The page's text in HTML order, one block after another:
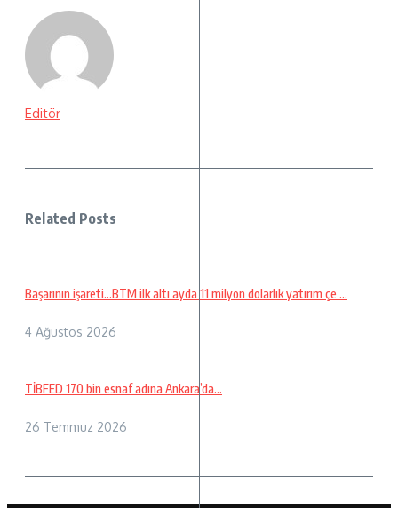
Editör
Related Posts
Başarının işareti…BTM ilk altı ayda 11 milyon dolarlık yatırım çe ...
4 Ağustos 2026
TİBFED 170 bin esnaf adına Ankara’da…
26 Temmuz 2026